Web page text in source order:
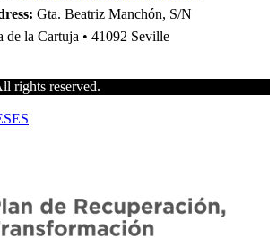
Gta. Beatriz Manchón, S/N
de la Cartuja • 41092 Seville
rights reserved.
ES